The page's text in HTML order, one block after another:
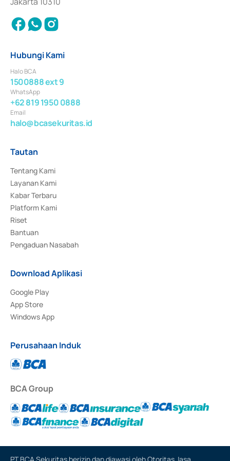
Hubungi Kami
Halo BCA
1500888 ext 9
WhatsApp
+62 819 1950 0888
Email
halo@bcasekuritas.id
Tautan
Tentang Kami
Layanan Kami
Kabar Terbaru
Platform Kami
Riset
Bantuan
Pengaduan Nasabah
Download Aplikasi
Google Play
App Store
Windows App
Perusahaan Induk
BCA Group